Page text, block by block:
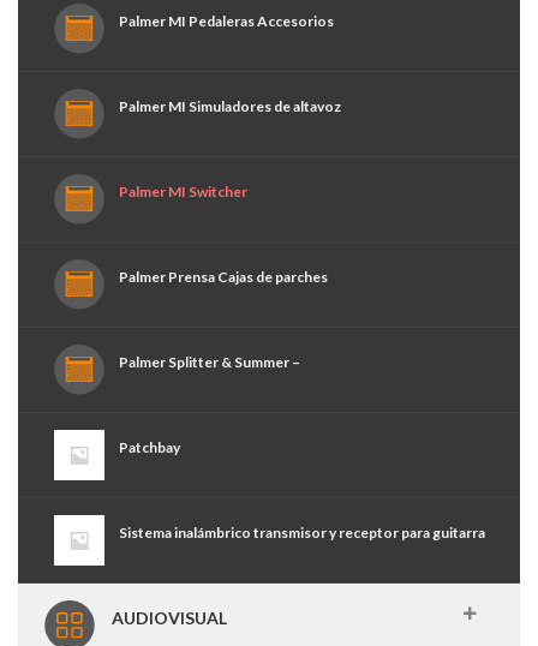
Palmer MI Pedaleras Accesorios
Palmer MI Simuladores de altavoz
Palmer MI Switcher
Palmer Prensa Cajas de parches
Palmer Splitter & Summer –
Patchbay
Sistema inalámbrico transmisor y receptor para guitarra
AUDIOVISUAL